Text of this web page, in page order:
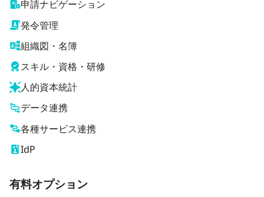
申請ナビゲーション
発令管理
組織図・名簿
スキル・資格・研修
人的資本統計
データ連携
各種サービス連携
IdP
有料オプション